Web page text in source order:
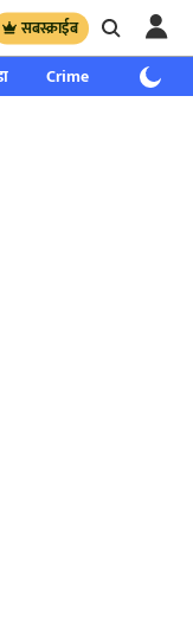
सबस्क्राईब
Crime साप्ताहिक